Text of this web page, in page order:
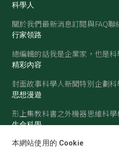
科學人
關於我們最新消息訂閱與FAQ聯
行家領路
總編輯的話我是企業家，也是
精彩內容
封面故事科學人新聞特別企劃科
思想漫遊
形上集教科書之外機器思維科學
生命科學
醫學古生物心理學生態學
本網站使用的 Cookie